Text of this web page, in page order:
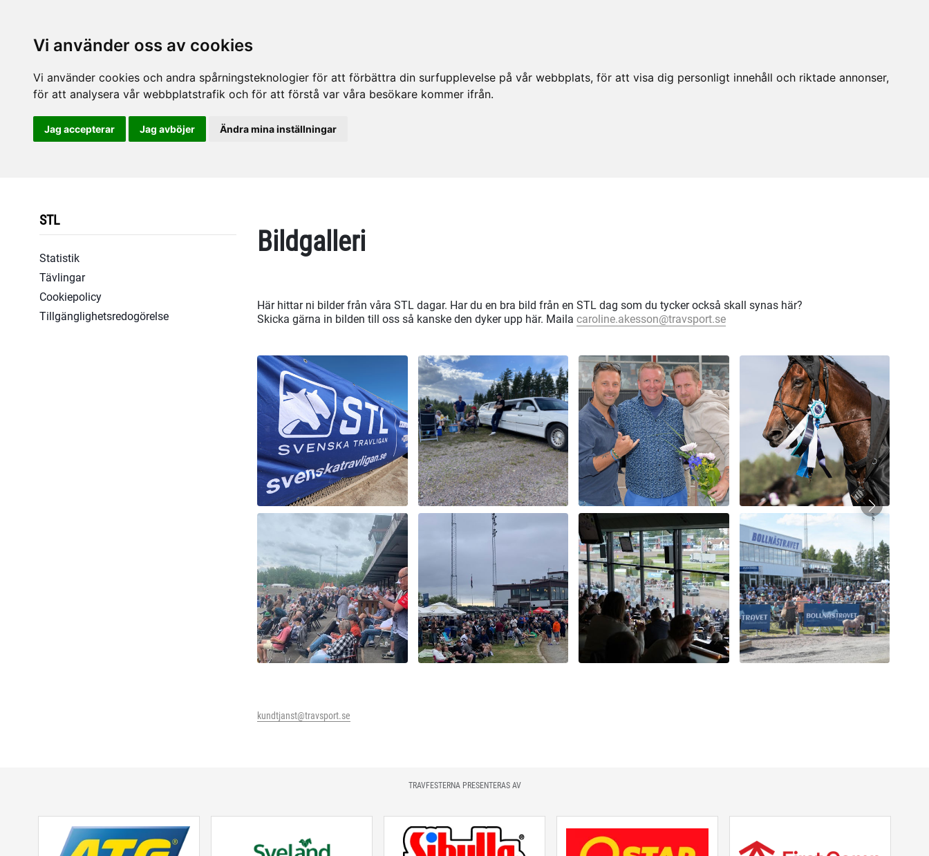
Vi använder oss av cookies
Vi använder cookies och andra spårningsteknologier för att förbättra din surfupplevelse på vår webbplats, för att visa dig personligt innehåll och riktade annonser,
för att analysera vår webbplatstrafik och för att förstå var våra besökare kommer ifrån.
Jag accepterar Jag avböjer Ändra mina inställningar
STL
Statistik
Tävlingar
Cookiepolicy
Tillgänglighetsredogörelse
Bildgalleri
Här hittar ni bilder från våra STL dagar. Har du en bra bild från en STL dag som du tycker också skall synas här?
Skicka gärna in bilden till oss så kanske den dyker upp här. Maila caroline.akesson@travsport.se
kundtjanst@travsport.se
TRAVFESTERNA PRESENTERAS AV